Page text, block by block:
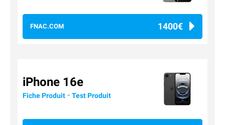
FNAC.COM 1400€
iPhone 16e
Fiche Produit - Test Produit